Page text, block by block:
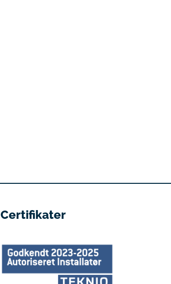
Certifikater